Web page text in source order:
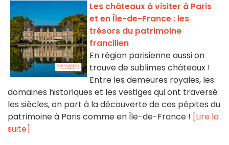
Les châteaux à visiter à Paris
et en Île-de-France : les
trésors du patrimoine
francilien
En région parisienne aussi on
trouve de sublimes châteaux !
Entre les demeures royales, les
domaines historiques et les vestiges qui ont traversé
les siècles, on part à la découverte de ces pépites du
patrimoine à Paris comme en Île-de-France ! [Lire la
suite]